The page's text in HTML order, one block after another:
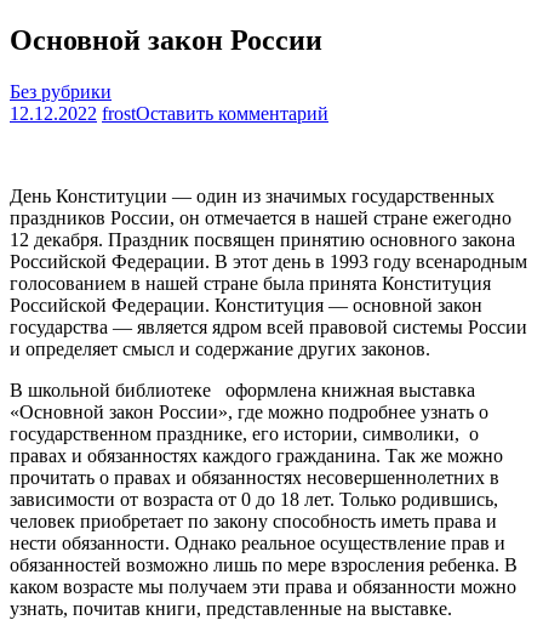
Основной закон России
Без рубрики
12.12.2022 frostОставить комментарий
День Конституции — один из значимых государственных
праздников России, он отмечается в нашей стране ежегодно
12 декабря. Праздник посвящен принятию основного закона
Российской Федерации. В этот день в 1993 году всенародным
голосованием в нашей стране была принята Конституция
Российской Федерации. Конституция — основной закон
государства — является ядром всей правовой системы России
и определяет смысл и содержание других законов.
В школьной библиотеке оформлена книжная выставка
«Основной закон России», где можно подробнее узнать о
государственном празднике, его истории, символики, о
правах и обязанностях каждого гражданина. Так же можно
прочитать о правах и обязанностях несовершеннолетних в
зависимости от возраста от 0 до 18 лет. Только родившись,
человек приобретает по закону способность иметь права и
нести обязанности. Однако реальное осуществление прав и
обязанностей возможно лишь по мере взросления ребенка. В
каком возрасте мы получаем эти права и обязанности можно
узнать, почитав книги, представленные на выставке.